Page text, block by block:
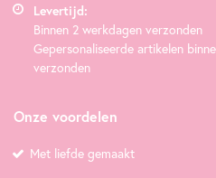
Levertijd:
Binnen 2 werkdagen verzonden
Gepersonaliseerde artikelen
verzonden
Onze voordelen
Met liefde gemaakt